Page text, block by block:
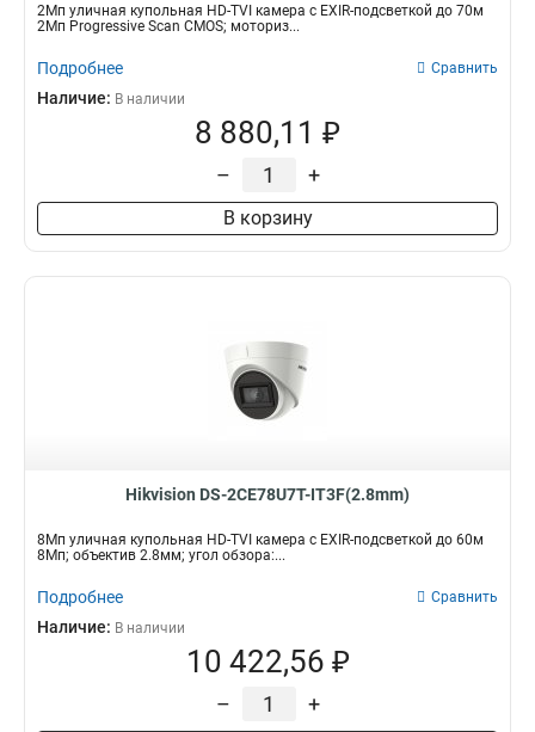
2Мп уличная купольная HD-TVI камера с EXIR-подсветкой до 70м
2Мп Progressive Scan CMOS; моториз...
Подробнее Сравнить
Наличие: В наличии
8 880,11 ₽
– +
В корзину
Hikvision DS-2CE78U7T-IT3F(2.8mm)
8Мп уличная купольная HD-TVI камера с EXIR-подсветкой до 60м
8Мп; объектив 2.8мм; угол обзора:...
Подробнее Сравнить
Наличие: В наличии
10 422,56 ₽
– +